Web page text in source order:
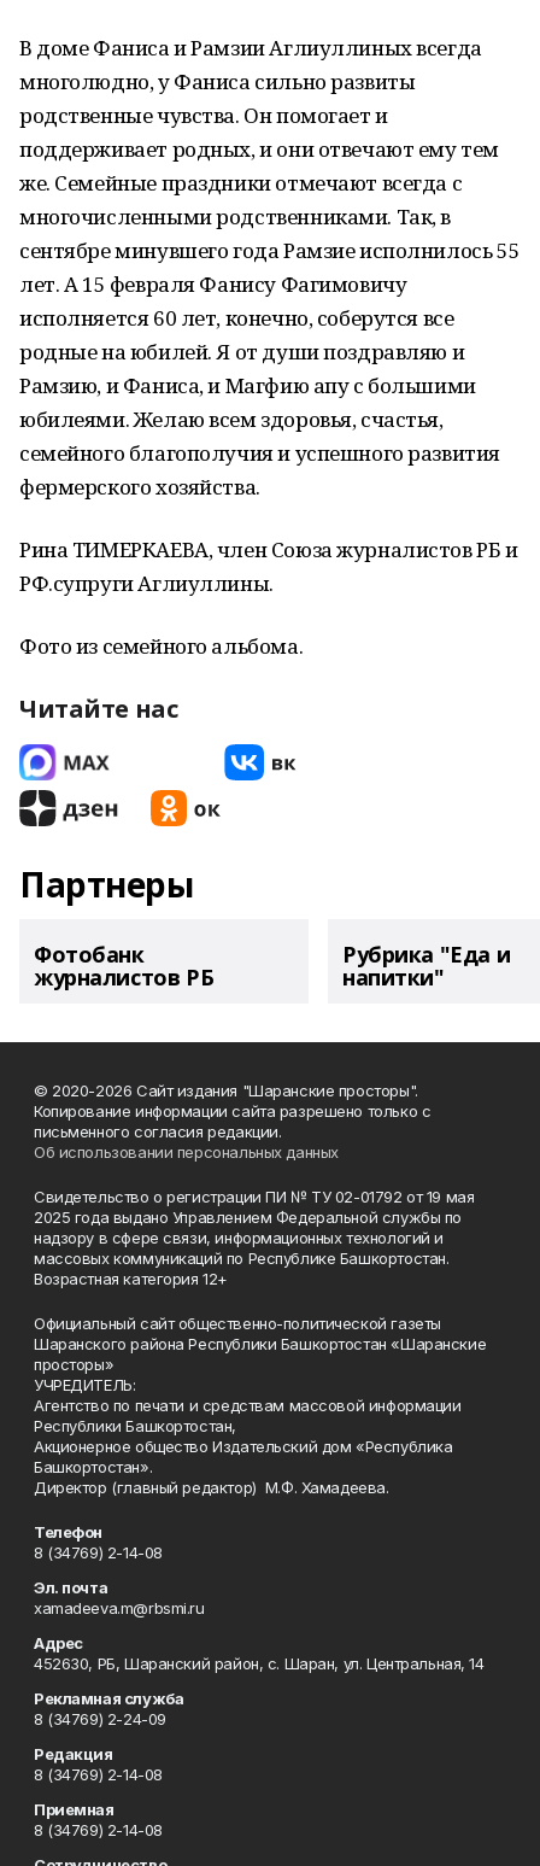
В доме Фаниса и Рамзии Аглиуллиных всегда
многолюдно, у Фаниса сильно развиты
родственные чувства. Он помогает и
поддерживает родных, и они отвечают ему тем
же. Семейные праздники отмечают всегда с
многочисленными родственниками. Так, в
сентябре минувшего года Рамзие исполнилось 55
лет. А 15 февраля Фанису Фагимовичу
исполняется 60 лет, конечно, соберутся все
родные на юбилей. Я от души поздравляю и
Рамзию, и Фаниса, и Магфию апу с большими
юбилеями. Желаю всем здоровья, счастья,
семейного благополучия и успешного развития
фермерского хозяйства.
Рина ТИМЕРКАЕВА, член Союза журналистов РБ и
РФ.супруги Аглиуллины.
Фото из семейного альбома.
Читайте нас
Партнеры
Фотобанк
журналистов РБ
Рубрика "Еда и
напитки"
© 2020-2026 Сайт издания "Шаранские просторы".
Копирование информации сайта разрешено только с
письменного согласия редакции.
Об использовании персональных данных
Свидетельство о регистрации ПИ № ТУ 02-01792 от 19 мая
2025 года выдано Управлением Федеральной службы по
надзору в сфере связи, информационных технологий и
массовых коммуникаций по Республике Башкортостан.
Возрастная категория 12+
Официальный сайт общественно-политической газеты
Шаранского района Республики Башкортостан «Шаранские
просторы»
УЧРЕДИТЕЛЬ:
Агентство по печати и средствам массовой информации
Республики Башкортостан,
Акционерное общество Издательский дом «Республика
Башкортостан».
Директор (главный редактор) М.Ф. Хамадеева.
Телефон
8 (34769) 2-14-08
Эл. почта
xamadeeva.m@rbsmi.ru
Адрес
452630, РБ, Шаранский район, с. Шаран, ул. Центральная, 14
Рекламная служба
8 (34769) 2-24-09
Редакция
8 (34769) 2-14-08
Приемная
8 (34769) 2-14-08